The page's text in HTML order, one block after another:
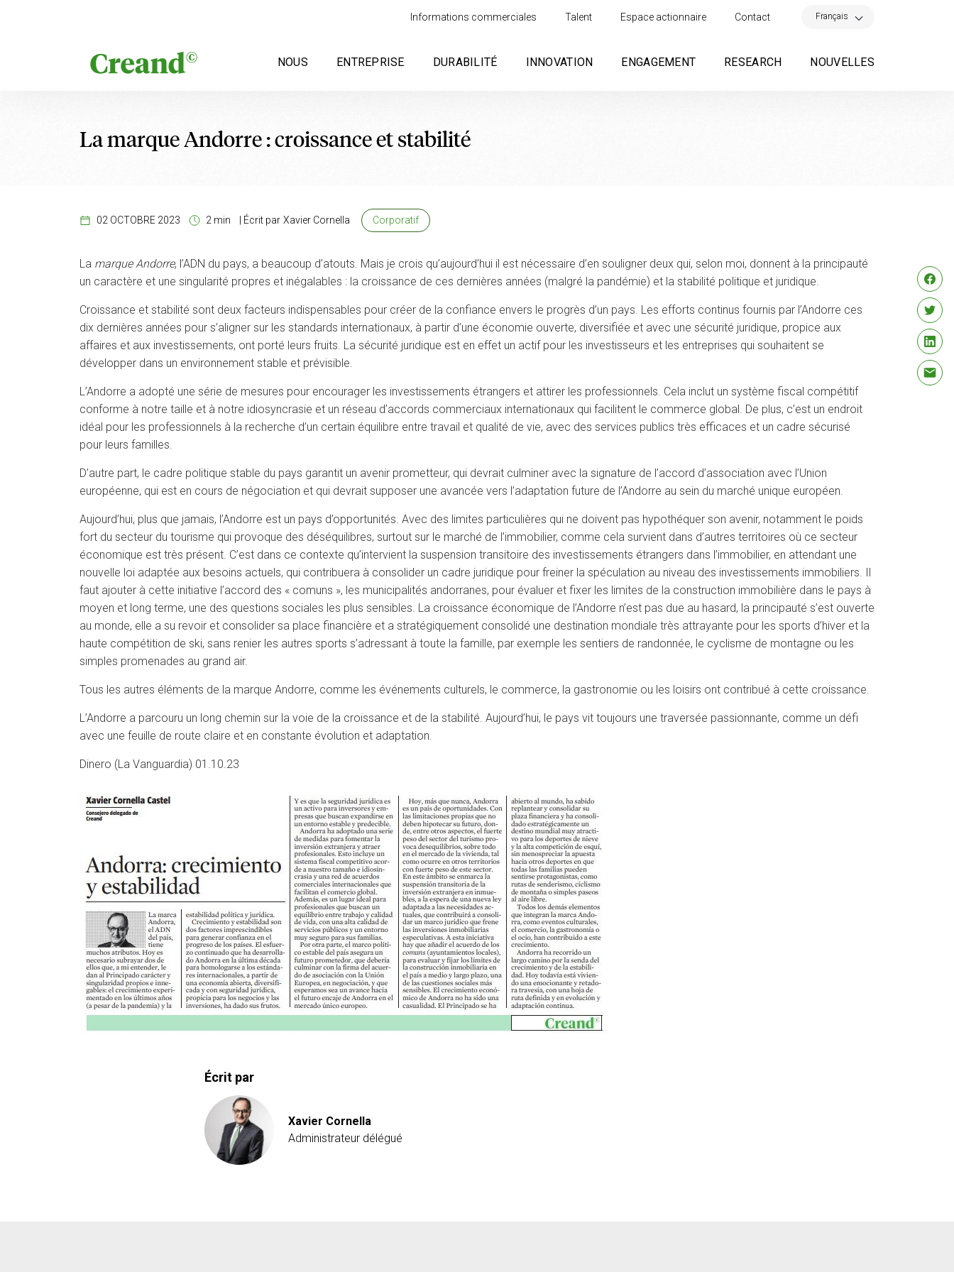
Informations commerciales Talent Espace actionnaire Contact Français
NOUS ENTREPRISE DURABILITÉ INNOVATION ENGAGEMENT RESEARCH NOUVELLES
La marque Andorre : croissance et stabilité
02 OCTOBRE 2023 2 min Écrit par Xavier Cornella Corporatif
La marque Andorre, l’ADN du pays, a beaucoup d’atouts. Mais je crois qu’aujourd’hui il est nécessaire d’en souligner deux qui, selon moi, donnent à la principauté
un caractère et une singularité propres et inégalables : la croissance de ces dernières années (malgré la pandémie) et la stabilité politique et juridique.
Croissance et stabilité sont deux facteurs indispensables pour créer de la confiance envers le progrès d’un pays. Les efforts continus fournis par l’Andorre ces
dix dernières années pour s’aligner sur les standards internationaux, à partir d’une économie ouverte, diversifiée et avec une sécurité juridique, propice aux
affaires et aux investissements, ont porté leurs fruits. La sécurité juridique est en effet un actif pour les investisseurs et les entreprises qui souhaitent se
développer dans un environnement stable et prévisible.
L’Andorre a adopté une série de mesures pour encourager les investissements étrangers et attirer les professionnels. Cela inclut un système fiscal compétitif
conforme à notre taille et à notre idiosyncrasie et un réseau d’accords commerciaux internationaux qui facilitent le commerce global. De plus, c’est un endroit
idéal pour les professionnels à la recherche d’un certain équilibre entre travail et qualité de vie, avec des services publics très efficaces et un cadre sécurisé
pour leurs familles.
D’autre part, le cadre politique stable du pays garantit un avenir prometteur, qui devrait culminer avec la signature de l’accord d’association avec l’Union
européenne, qui est en cours de négociation et qui devrait supposer une avancée vers l’adaptation future de l’Andorre au sein du marché unique européen.
Aujourd’hui, plus que jamais, l’Andorre est un pays d’opportunités. Avec des limites particulières qui ne doivent pas hypothéquer son avenir, notamment le poids
fort du secteur du tourisme qui provoque des déséquilibres, surtout sur le marché de l’immobilier, comme cela survient dans d’autres territoires où ce secteur
économique est très présent. C’est dans ce contexte qu’intervient la suspension transitoire des investissements étrangers dans l’immobilier, en attendant une
nouvelle loi adaptée aux besoins actuels, qui contribuera à consolider un cadre juridique pour freiner la spéculation au niveau des investissements immobiliers. Il
faut ajouter à cette initiative l’accord des « comuns », les municipalités andorranes, pour évaluer et fixer les limites de la construction immobilière dans le pays à
moyen et long terme, une des questions sociales les plus sensibles. La croissance économique de l’Andorre n’est pas due au hasard, la principauté s’est ouverte
au monde, elle a su revoir et consolider sa place financière et a stratégiquement consolidé une destination mondiale très attrayante pour les sports d’hiver et la
haute compétition de ski, sans renier les autres sports s’adressant à toute la famille, par exemple les sentiers de randonnée, le cyclisme de montagne ou les
simples promenades au grand air.
Tous les autres éléments de la marque Andorre, comme les événements culturels, le commerce, la gastronomie ou les loisirs ont contribué à cette croissance.
L’Andorre a parcouru un long chemin sur la voie de la croissance et de la stabilité. Aujourd’hui, le pays vit toujours une traversée passionnante, comme un défi
avec une feuille de route claire et en constante évolution et adaptation.
Dinero (La Vanguardia) 01.10.23
Écrit par
Xavier Cornella
Administrateur délégué